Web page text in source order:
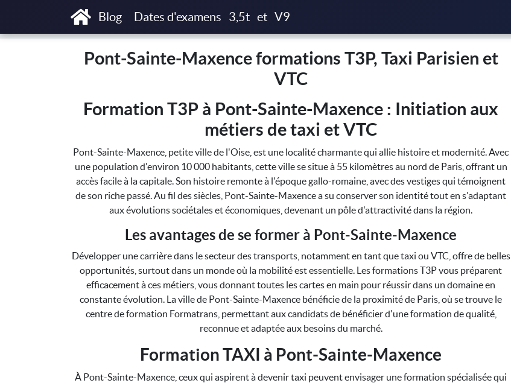
Blog Dates d'examens 3,5t et V9
Accueil Pont-Sainte-Maxence formations T3P, Taxi Parisien et VTC
Pont-Sainte-Maxence formations T3P, Taxi Parisien et
VTC
Formation T3P à Pont-Sainte-Maxence : Initiation aux
métiers de taxi et VTC
Pont-Sainte-Maxence, petite ville de l'Oise, est une localité charmante qui allie histoire et modernité. Avec
une population d'environ 10 000 habitants, cette ville se situe à 55 kilomètres au nord de Paris, offrant un
accès facile à la capitale. Son histoire remonte à l'époque gallo-romaine, avec des vestiges qui témoignent
de son riche passé. Au fil des siècles, Pont-Sainte-Maxence a su conserver son identité tout en s'adaptant
aux évolutions sociétales et économiques, devenant un pôle d'attractivité dans la région.
Les avantages de se former à Pont-Sainte-Maxence
Développer une carrière dans le secteur des transports, notamment en tant que taxi ou VTC, offre de belles
opportunités, surtout dans un monde où la mobilité est essentielle. Les formations T3P vous préparent
efficacement à ces métiers, vous donnant toutes les cartes en main pour réussir dans un domaine en
constante évolution. La ville de Pont-Sainte-Maxence bénéficie de la proximité de Paris, où se trouve le
centre de formation Formatrans, permettant aux candidats de bénéficier d'une formation de qualité,
reconnue et adaptée aux besoins du marché.
Formation TAXI à Pont-Sainte-Maxence
À Pont-Sainte-Maxence, ceux qui aspirent à devenir taxi peuvent envisager une formation spécialisée qui